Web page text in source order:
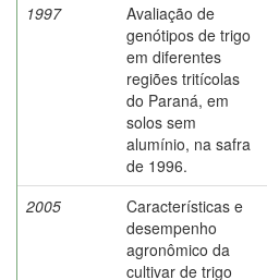
1997
Avaliação de
genótipos de trigo
em diferentes
regiões tritícolas
do Paraná, em
solos sem
alumínio, na safra
de 1996.
2005
Características e
desempenho
agronômico da
cultivar de trigo